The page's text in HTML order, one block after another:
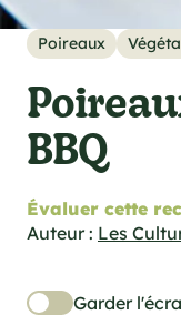
techniques
foodiePoireaux
BBQ
Évaluer cette
Auteur : Les
Garder